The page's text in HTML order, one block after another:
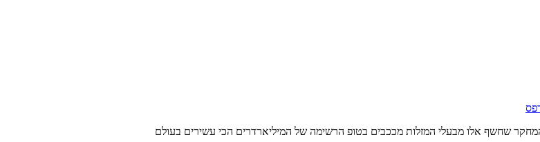
שחשף אלו מבעלי המזלות מככבים בטופ הרשימה של המיליארדרים הכי עשירים בעולם